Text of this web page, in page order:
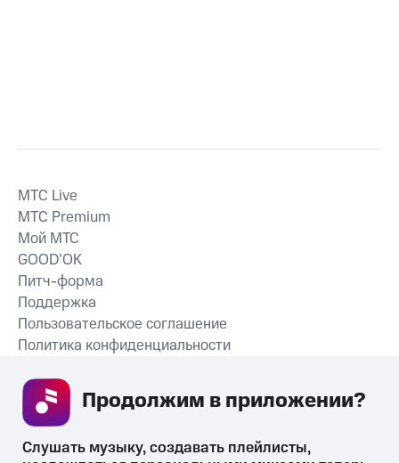
СКАЧАТЬ ПРИЛОЖЕНИЕ
MTС Live
MTС Premium
Мой МТС
GOOD’OK
Питч-форма
Поддержка
Пользовательское соглашение
Политика конфиденциальности
Слушать музыку, создавать плейлисты,